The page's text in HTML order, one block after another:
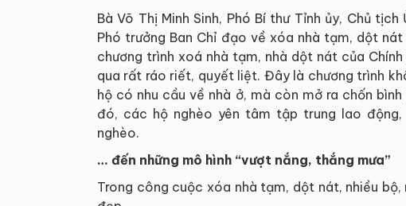
Bà Võ Thị Minh Sinh, Phó Bí thư Tỉnh ủy, Chủ
Phó trưởng Ban Chỉ đạo về xóa nhà tạm, dột
chương trình xoá nhà tạm, nhà dột nát của
qua rất ráo riết, quyết liệt. Đây là chương trình
hộ có nhu cầu về nhà ở, mà còn mở ra chốn
đó, các hộ nghèo yên tâm tập trung lao
nghèo.
… đến những mô hình “vượt nắng, thắng mưa”
Trong công cuộc xóa nhà tạm, dột nát, nhiều